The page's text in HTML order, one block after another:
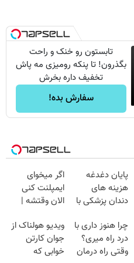
تابستون رو خنک و راحت
بگذرون! تا پنکه رومیزی مه پاش
تخفیف داره بخرش
سفارش بده!
پایان دغدغه
هزینه های
دندان پزشکی با
خانگی
اگر میخوای
ایمپلنت کنی
الان وقتشه |
میلیون تومان!!!
چرا هنوز داری با
درد راه میری؟
وقتی راه درمان
ویدیو هولناک از
جوان کارتن
خوابی که